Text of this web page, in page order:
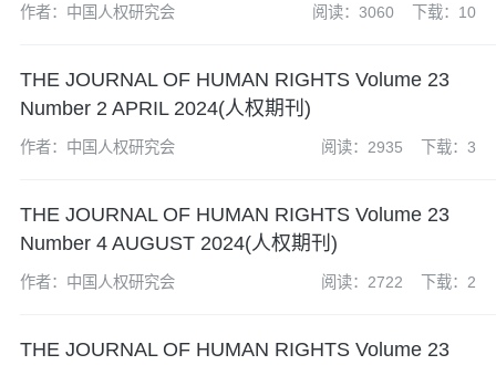
作者：中国人权研究会 阅读：3060 下载：10
THE JOURNAL OF HUMAN RIGHTS Volume 23
Number 2 APRIL 2024(人权期刊)
作者：中国人权研究会 阅读：2935 下载：3
THE JOURNAL OF HUMAN RIGHTS Volume 23
Number 4 AUGUST 2024(人权期刊)
作者：中国人权研究会 阅读：2722 下载：2
THE JOURNAL OF HUMAN RIGHTS Volume 23